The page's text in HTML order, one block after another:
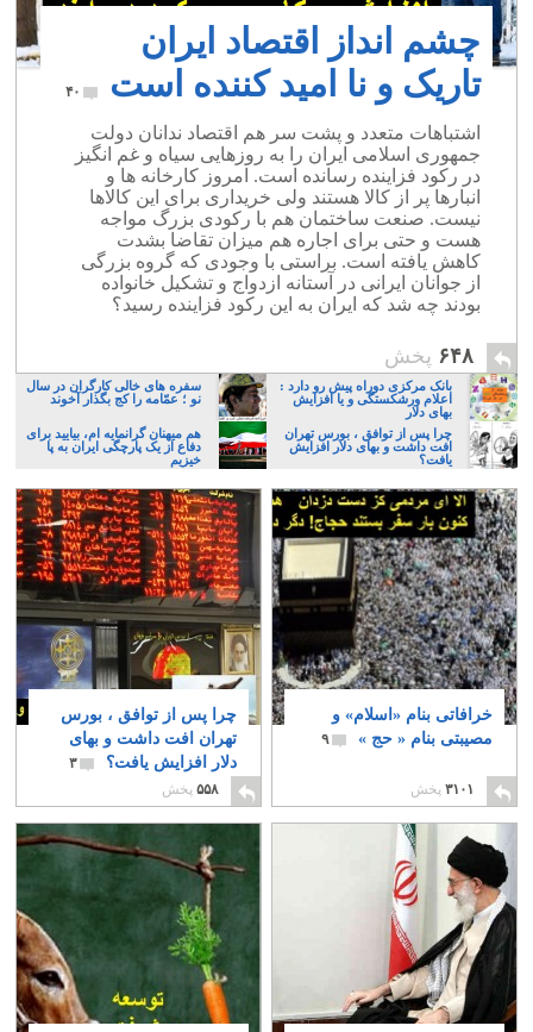
چشم انداز اقتصاد ایران
تاریک و نا امید کننده است
۴۰
اشتباهات متعدد و پشت سر هم اقتصاد ندانان دولت
جمهوری اسلامی ایران را به روزهایی سیاه و غم انگیز
در رکود فزاینده رسانده است. امروز کارخانه ها و
انبارها پر از کالا هستند ولی خریداری برای این کالاها
نیست. صنعت ساختمان هم با رکودی بزرگ مواجه
هست و حتی برای اجاره هم میزان تقاضا بشدت
کاهش یافته است. براستی با وجودی که گروه بزرگی
از جوانان ایرانی در آستانه ازدواج و تشکیل خانواده
بودند چه شد که ایران به این رکود فزاینده رسید؟
۶۴۸ پخش
بانک مرکزی دوراه پیش رو دارد :
اعلام ورشکستگی و یا افزایش
بهای دلار
سفره های خالی کارگران در سال
نو ؛ عمّامه را کج بگذار آخوند
چرا پس از توافق ، بورس تهران
افت داشت و بهای دلار افزایش
یافت؟
هم میهنان گرانمایه ام، بیایید برای
دفاع از یک پارچگی ایران به پا
خیزیم
خرافاتی بنام «اسلام» و
مصیبتی بنام « حج »
۹
۳۱۰۱ پخش
چرا پس از توافق ، بورس
تهران افت داشت و بهای
دلار افزایش یافت؟
۳
۵۵۸ پخش